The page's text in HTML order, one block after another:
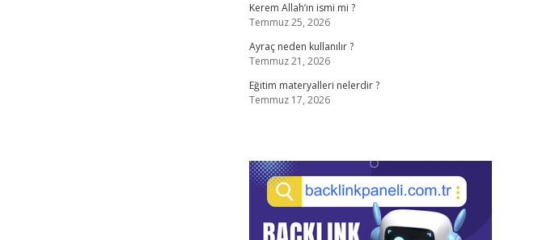
Kerem Allah’ın ismi mi ?
Temmuz 25, 2026
Ayraç neden kullanılır ?
Temmuz 21, 2026
Eğitim materyalleri nelerdir ?
Temmuz 17, 2026